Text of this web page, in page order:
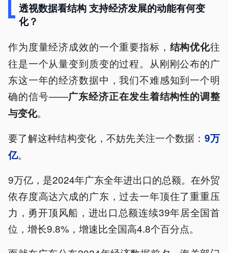
透视数据看结构 支持经济发展的动能有何变
化？
作为度量经济成效的一个重要指标， 结构优化往
往是一个从量变到质变的过程。从刚刚公布的广
东这一年的经济数据中，我们不难感知到一个明
确的信号——广东经济正在发生着结构性的调整
与变化。
要了解这种结构变化，不妨先关注一个数据： 9万
亿。
9万亿，是2024年广东全年进出口的总额。在外贸
依存度高达六成的广东，过去一年顶住了重重压
力，勇开顶风船，进出口总额连续39年居全国首
位，增长9.8%，增速比全国高4.8个百分点。